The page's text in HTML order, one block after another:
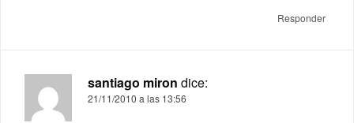
Responder
santiago miron dice:
21/11/2010 a las 13:56